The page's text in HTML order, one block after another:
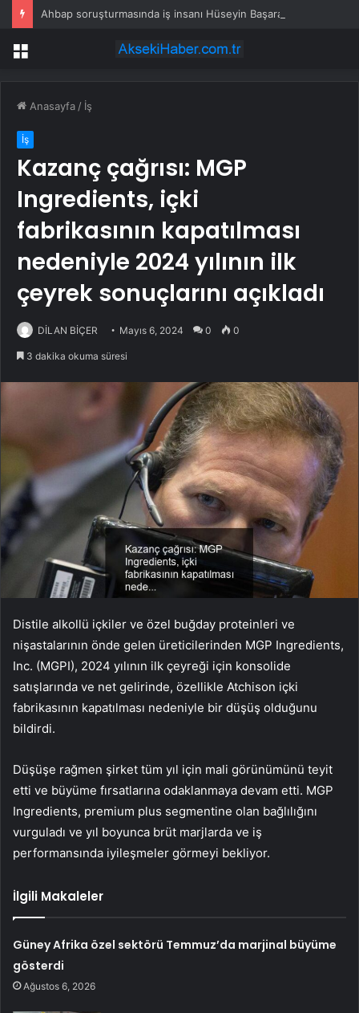
Menü
Anasayfa / İş
İş
Kazanç çağrısı: MGP
Ingredients, içki
fabrikasının kapatılması
nedeniyle 2024 yılının ilk
çeyrek sonuçlarını açıkladı
DİLAN BİÇER Mayıs 6, 2024 0 0
3 dakika okuma süresi
Distile alkollü içkiler ve özel buğday proteinleri ve
nişastalarının önde gelen üreticilerinden MGP Ingredients,
Inc. (MGPI), 2024 yılının ilk çeyreği için konsolide
satışlarında ve net gelirinde, özellikle Atchison içki
fabrikasının kapatılması nedeniyle bir düşüş olduğunu
bildirdi.
Düşüşe rağmen şirket tüm yıl için mali görünümünü teyit
etti ve büyüme fırsatlarına odaklanmaya devam etti. MGP
Ingredients, premium plus segmentine olan bağlılığını
vurguladı ve yıl boyunca brüt marjlarda ve iş
performansında iyileşmeler görmeyi bekliyor.
İlgili Makaleler
Güney Afrika özel sektörü Temmuz’da marjinal büyüme
gösterdi
Ağustos 6, 2026